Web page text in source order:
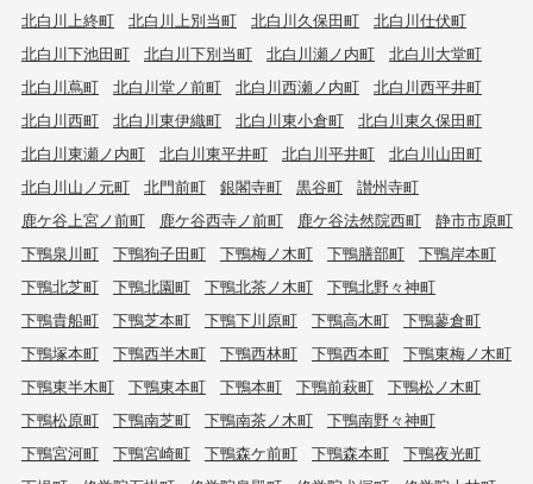
北白川上終町
北白川上別当町 北白川久保田町
北白川仕伏町
北白川下池田町
北白川下別当町 北白川瀬ノ内町
北白川大堂町
北白川蔦町
北白川堂ノ前町 北白川西瀬ノ内町
北白川西平井町
北白川西町
北白川東伊織町 北白川東小倉町
北白川東久保田町
北白川東瀬ノ内町
北白川東平井町 北白川平井町
北白川山田町
北白川山ノ元町
北門前町 銀閣寺町 黒谷町
讃州寺町
鹿ケ谷上宮ノ前町
鹿ケ谷西寺ノ前町 鹿ケ谷法然院西町
静市市原町
下鴨泉川町
下鴨狗子田町 下鴨梅ノ木町 下鴨膳部町
下鴨岸本町
下鴨北芝町
下鴨北園町 下鴨北茶ノ木町
下鴨北野々神町
下鴨貴船町
下鴨芝本町 下鴨下川原町 下鴨高木町
下鴨蓼倉町
下鴨塚本町
下鴨西半木町 下鴨西林町 下鴨西本町
下鴨東梅ノ木町
下鴨東半木町
下鴨東本町 下鴨本町 下鴨前萩町
下鴨松ノ木町
下鴨松原町
下鴨南芝町 下鴨南茶ノ木町
下鴨南野々神町
下鴨宮河町
下鴨宮崎町 下鴨森ケ前町 下鴨森本町
下鴨夜光町